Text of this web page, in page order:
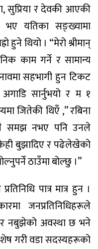
सुप्रिया र देवकी आएकी
भए यतिका सङ्ख्यामा
हुने थियो । “मेरो श्रीमान्
काम गर्ने र सामान्य
सहभागी हुन टिकट
सार्नुभयो र म १
जितेकी थिएँ ,” रबिना
समझ नभए पनि उनले
बुझादिए र पढेलेखेको
ठाउँमा बोल्छु ।”
पात्र मात्र हुन ।
जनप्रतिनिधिहरूले
नबुझेको अवस्था छ भने
गरी वडा सदस्यहरूको